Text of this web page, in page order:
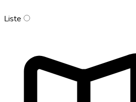
Liste